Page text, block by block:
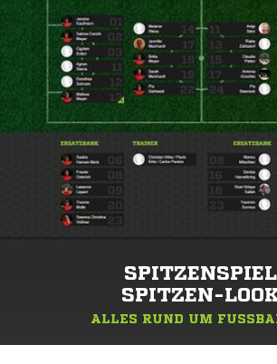
SPITZEN-
ALLES RUND UM